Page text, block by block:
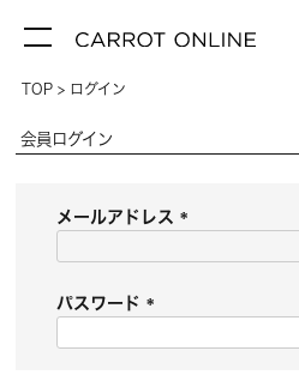
TOP ログイン
会員ログイン
メールアドレス
パスワード